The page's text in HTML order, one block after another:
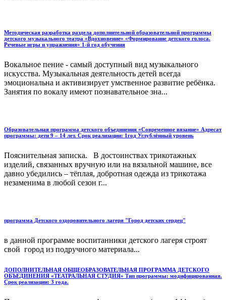
Методическая разработка раздела дополнительной образовательной программы
детского музыкального театра «Вдохновение» «Формирование детского голоса.
Речевые игры и упражнения» 1-й год обучения
Вокальное пение - самый доступный вид музыкального
искусства. Музыкальная деятельность детей всегда
эмоциональна и активизирует умственное развитие ребёнка.
Занятия по вокалу имеют познавательное зна...
Образовательная программа детского объединения «Современное вязание» Адресат
программы: дети 9 – 14 лет. Срок реализации: 1год Углублённый уровень
Пояснительная записка. В достоинствах трикотажных
изделий, связанных вручную или на вязальной машине, все
давно убедились – тёплая, добротная одежда из трикотажа
незаменима в любой сезон г...
программа Детского оздоровительного лагеря "Город детских сердец"
в данной программе воспитанники детского лагеря строят
свой город из подручного материала...
ДОПОЛНИТЕЛЬНАЯ ОБЩЕОБРАЗОВАТЕЛЬНАЯ ПРОГРАММА ДЕТСКОГО
ОБЪЕДИНЕНИЯ «ТЕАТРАЛЬНАЯ СТУДИЯ» Тип программы: модифицированная.
Срок реализации: 3 года.